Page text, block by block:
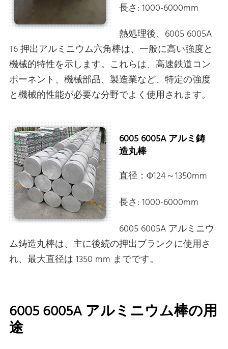
長さ: 1000-6000mm
熱処理後、6005 6005A
T6 押出アルミニウム六角棒は、一般に高い強度と
機械的特性を示します。これらは、高速鉄道コン
ポーネント、機械部品、製造業など、特定の強度
と機械的性能が必要な分野でよく使用されます。
6005 6005A アルミ鋳
造丸棒
直径：Φ124～1350mm
長さ: 1000-6000mm
6005 6005A アルミニウ
ム鋳造丸棒は、主に後続の押出ブランクに使用さ
れ、最大直径は 1350 mm までです。
6005 6005A アルミニウム棒の用
途